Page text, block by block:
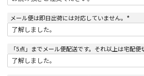
メール便は即日出荷には対応していません。
(
須
「5点」までメール便配送です。それ以上は宅配便